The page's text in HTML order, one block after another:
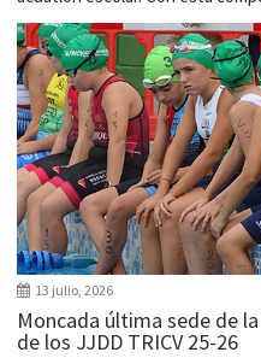
13 julio, 2026
Moncada última sede de
de los JJDD TRICV 25-26